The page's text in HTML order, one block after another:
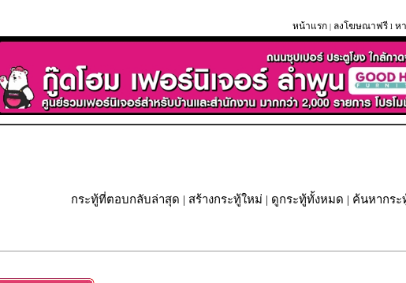
หน้าแรก | ลงโฆษณาฟรี l ห
กระทู้ที่ตอบกลับล่าสุด | สร้างกระทู้ใหม่ | ดูกระทู้ทั้งหมด | ค้นหากระ